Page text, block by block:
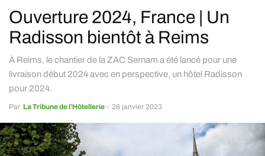
Ouverture 2024, France | Un
Radisson bientôt à Reims
À Reims, le chantier de la ZAC Sernam a été lancé pour une
livraison début 2024 avec en perspective, un hôtel Radisson
pour 2024.
Par La Tribune de l’Hôtellerie - 26 janvier 2023